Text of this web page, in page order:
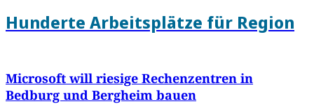
Hunderte Arbeitsplätze für Region
Microsoft will riesige Rechenzentren in
Bedburg und Bergheim bauen